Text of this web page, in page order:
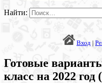
Найти:
Вход |
Готовые
класс на 2022